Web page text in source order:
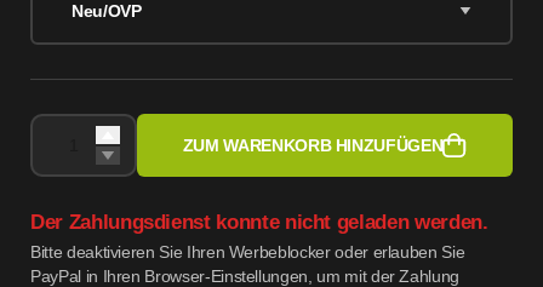
Neu/OVP
ZUM WARENKORB HINZUFÜGEN
Der Zahlungsdienst konnte nicht geladen werden.
Bitte deaktivieren Sie Ihren Werbeblocker oder erlauben Sie
PayPal in Ihren Browser-Einstellungen, um mit der Zahlung